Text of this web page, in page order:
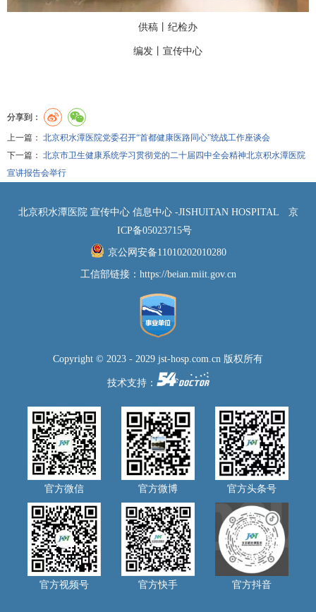
供稿丨纪检办
编发丨 宣传中心
分享到：
上一篇： 北京积水潭医院党委召开“首都健康医路同心”统战工作座谈会
下一篇： 北京市卫生健康系统学习贯彻党的二十届四中全会精神北京积水潭医院
宣讲报告会举行
北京积水潭医院 宣传中心 信息中心 -JISHUITAN HOSPITAL
京
ICP备05023715号
京公网安备11010202010280
工信部链接： https://beian.miit.gov.cn
Copyright © 2023 - 2029 jst-hosp.com.cn 版权所有
技术支持：
官方微信 官方微博 官方头条号
官方视频号 官方快手 官方抖音